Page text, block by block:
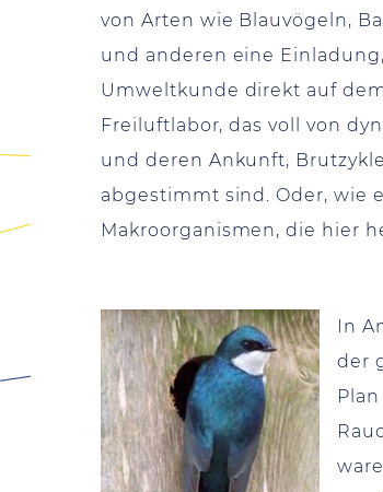
von Arten wie Blauvögeln,
und anderen eine
Umweltkunde direkt auf
Freiluftlabor, das voll von
und deren Ankunft,
abgestimmt sind. Oder, wie
Makroorganismen, die hier
In
der